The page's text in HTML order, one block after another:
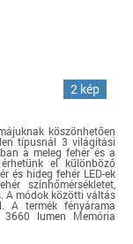
2 kép
köszönhetően
típusnál 3 világítási
a meleg fehér és a
el különböző
és hideg fehér LED-ek
színhőmérsékletet,
A módok közötti váltás
A termék fényárama
lumen Memória